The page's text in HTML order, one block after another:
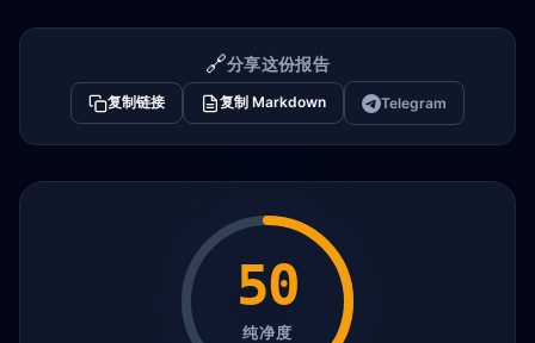
🔗分享这份报告
复制链接 复制 Markdown Telegram
50
纯净度